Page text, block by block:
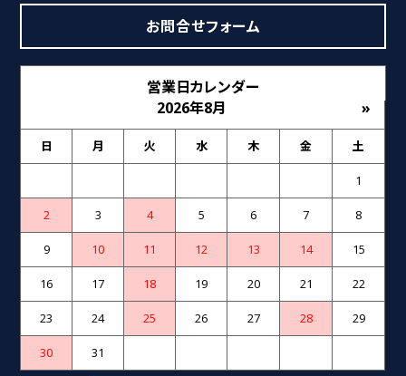
お問合せフォーム
営業日カレンダー
2026年8月
»
日 月 火 水 木 金 土
1
2 3 4 5 6 7 8
9 10 11 12 13 14 15
16 17 18 19 20 21 22
23 24 25 26 27 28 29
30 31